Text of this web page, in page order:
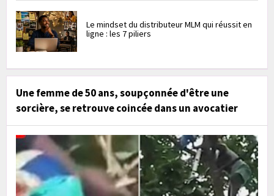
Le mindset du distributeur MLM qui réussit en
ligne : les 7 piliers
Une femme de 50 ans, soupçonnée d'être une
sorcière, se retrouve coincée dans un avocatier